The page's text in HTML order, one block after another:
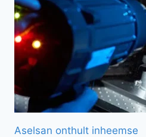
Aselsan onthult inheemse